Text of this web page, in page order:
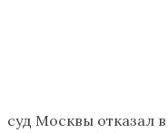
суд Москвы отказал